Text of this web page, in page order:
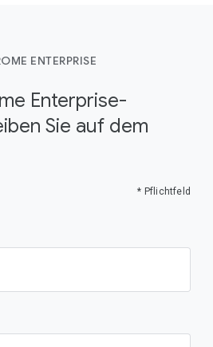
ENTERPRISE
Enterprise-
Sie auf dem
* Pflichtfeld